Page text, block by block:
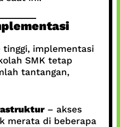
tinggi, implementasi
SMK tetap
tantangan,
– akses
merata di beberapa